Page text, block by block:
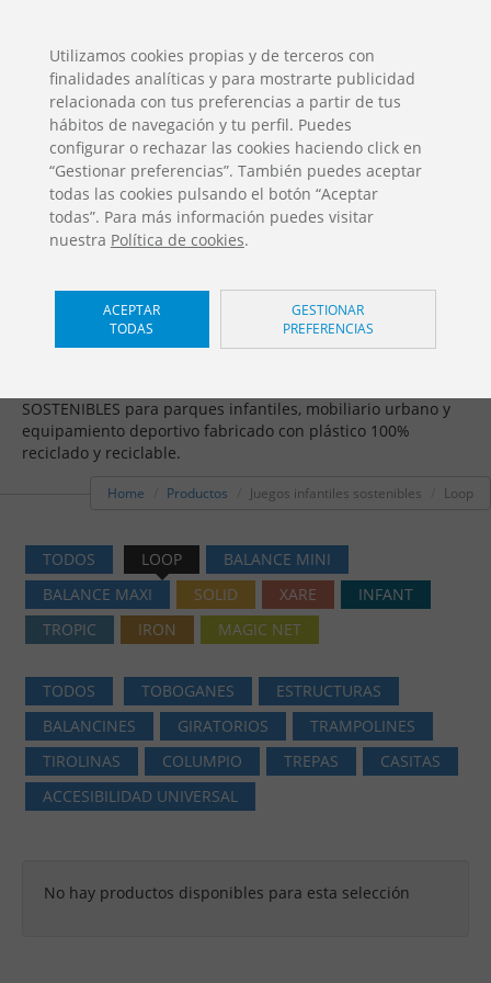
DESCARGAS
Catálogos Jolas
Juegos infantiles sostenibles /
Loop
SOSTENIBLES para parques infantiles, mobiliario urbano y
equipamiento deportivo fabricado con plástico 100%
reciclado y reciclable.
Home Productos Juegos infantiles sostenibles Loop
TODOS LOOP
BALANCE MINI
BALANCE MAXI
SOLID XARE
INFANT
TROPIC
IRON MAGIC NET
TODOS TOBOGANES
ESTRUCTURAS
BALANCINES
GIRATORIOS
TRAMPOLINES
TIROLINAS
COLUMPIO TREPAS
CASITAS
ACCESIBILIDAD UNIVERSAL
No hay productos disponibles para esta selección
Utilizamos cookies propias y de terceros con
finalidades analíticas y para mostrarte publicidad
relacionada con tus preferencias a partir de tus
hábitos de navegación y tu perfil. Puedes
configurar o rechazar las cookies haciendo click en
“Gestionar preferencias”. También puedes aceptar
todas las cookies pulsando el botón “Aceptar
todas”. Para más información puedes visitar
nuestra Política de cookies.
ACEPTAR
TODAS
GESTIONAR
PREFERENCIAS